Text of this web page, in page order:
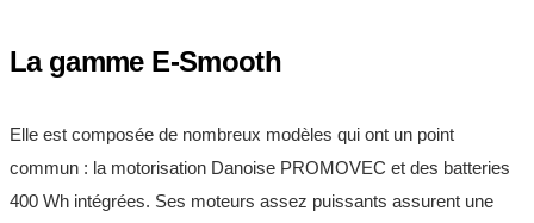
La gamme E-Smooth
Elle est composée de nombreux modèles qui ont un point
commun : la motorisation Danoise PROMOVEC et des batteries
400 Wh intégrées. Ses moteurs assez puissants assurent une